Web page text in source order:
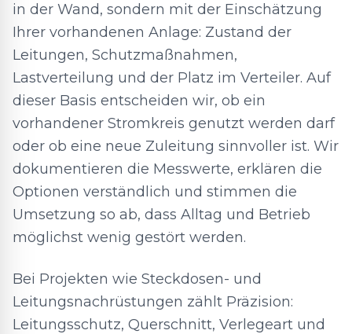
in der Wand, sondern mit der Einschätzung
Ihrer vorhandenen Anlage: Zustand der
Leitungen, Schutzmaßnahmen,
Lastverteilung und der Platz im Verteiler. Auf
dieser Basis entscheiden wir, ob ein
vorhandener Stromkreis genutzt werden darf
oder ob eine neue Zuleitung sinnvoller ist. Wir
dokumentieren die Messwerte, erklären die
Optionen verständlich und stimmen die
Umsetzung so ab, dass Alltag und Betrieb
möglichst wenig gestört werden.
Bei Projekten wie Steckdosen- und
Leitungsnachrüstungen zählt Präzision:
Leitungsschutz, Querschnitt, Verlegeart und